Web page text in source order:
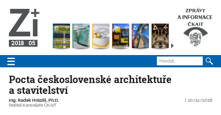
2018 05
Pocta československé architektuře
a stavitelství
Ing. Radek Hnízdil, Ph.D.
ředitel Kanceláře ČKAIT
10/12/2018